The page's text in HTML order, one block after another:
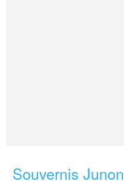
Souvernis Junon